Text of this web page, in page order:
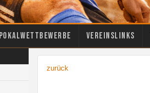
Pokalwettbewerbe Vereinslinks
zurück